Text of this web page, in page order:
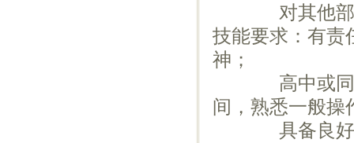
对其他部门
技能要求：有责
神；
高中或同等
间，熟悉一般操
具备良好的